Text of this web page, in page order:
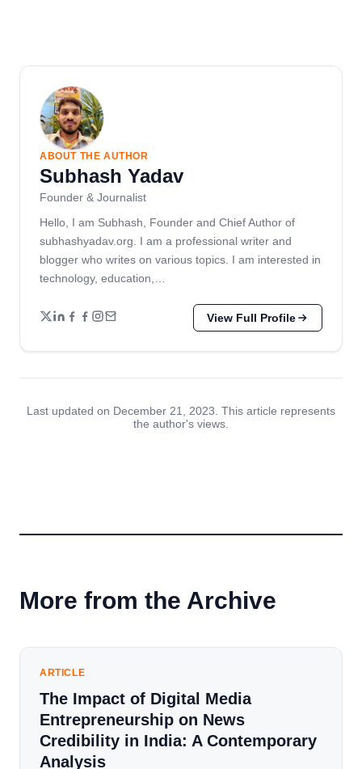
ABOUT THE AUTHOR
Subhash Yadav
Founder & Journalist
Hello, I am Subhash, Founder and Chief Author of
subhashyadav.org. I am a professional writer and
blogger who writes on various topics. I am interested in
technology, education,…
View Full Profile
Last updated on December 21, 2023. This article represents
the author's views.
More from the Archive
ARTICLE
The Impact of Digital Media
Entrepreneurship on News
Credibility in India: A Contemporary
Analysis